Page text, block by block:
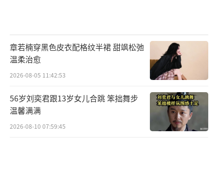
章若楠穿黑色皮衣配格纹半裙 甜飒松弛
温柔治愈
2026-08-05 11:42:53
56岁刘奕君跟13岁女儿合跳 笨拙舞步
温馨满满
2026-08-10 07:59:45